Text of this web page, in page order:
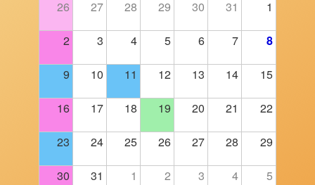
26 27 28 29 30 31 1
2 3 4 5 6 7 8
9 10 11 12 13 14 15
16 17 18 19 20 21 22
23 24 25 26 27 28 29
30 31 1 2 3 4 5